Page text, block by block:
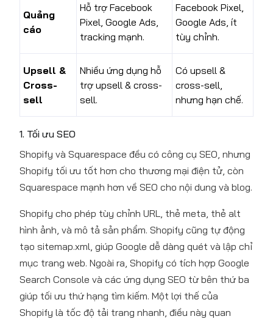
Quảng
cáo
Hỗ trợ Facebook
Pixel, Google Ads,
tracking mạnh.
Facebook Pixel,
Google Ads, ít
tùy chỉnh.
Upsell &
Cross-
sell
Nhiều ứng dụng hỗ
trợ upsell & cross-
sell.
Có upsell &
cross-sell,
nhưng hạn chế.
1. Tối ưu SEO
Shopify và Squarespace đều có công cụ SEO, nhưng
Shopify tối ưu tốt hơn cho thương mại điện tử, còn
Squarespace mạnh hơn về SEO cho nội dung và blog.
Shopify cho phép tùy chỉnh URL, thẻ meta, thẻ alt
hình ảnh, và mô tả sản phẩm. Shopify cũng tự động
tạo sitemap.xml, giúp Google dễ dàng quét và lập chỉ
mục trang web. Ngoài ra, Shopify có tích hợp Google
Search Console và các ứng dụng SEO từ bên thứ ba
giúp tối ưu thứ hạng tìm kiếm. Một lợi thế của
Shopify là tốc độ tải trang nhanh, điều này quan